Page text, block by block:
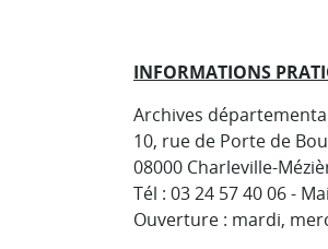
INFORMATIONS
Archives
10, rue de Porte de
08000 Charleville-
Tél : 03 24 57 40 06 -
Ouverture : mardi,